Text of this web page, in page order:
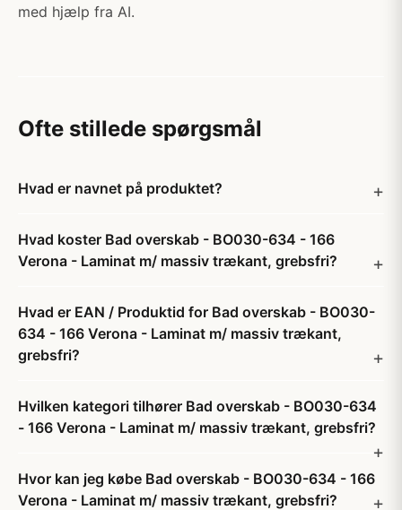
med hjælp fra AI.
Ofte stillede spørgsmål
Hvad er navnet på produktet?
Hvad koster Bad overskab - BO030-634 - 166
Verona - Laminat m/ massiv trækant, grebsfri?
Hvad er EAN / Produktid for Bad overskab - BO030-
634 - 166 Verona - Laminat m/ massiv trækant,
grebsfri?
Hvilken kategori tilhører Bad overskab - BO030-634
- 166 Verona - Laminat m/ massiv trækant, grebsfri?
Hvor kan jeg købe Bad overskab - BO030-634 - 166
Verona - Laminat m/ massiv trækant, grebsfri?